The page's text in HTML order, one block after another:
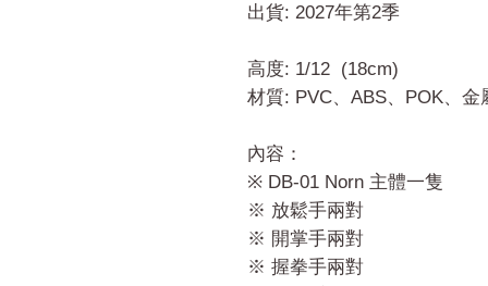
出貨: 2027年第2季
高度: 1/12 (18cm)
材質: PVC、ABS、POK、金
內容：
※ DB-01 Norn 主體一隻
※ 放鬆手兩對
※ 開掌手兩對
※ 握拳手兩對